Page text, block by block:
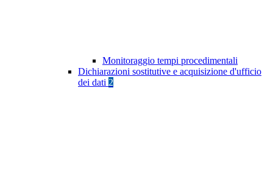
Monitoraggio tempi procedimentali
Dichiarazioni sostitutive e acquisizione d'ufficio
dei dati 2